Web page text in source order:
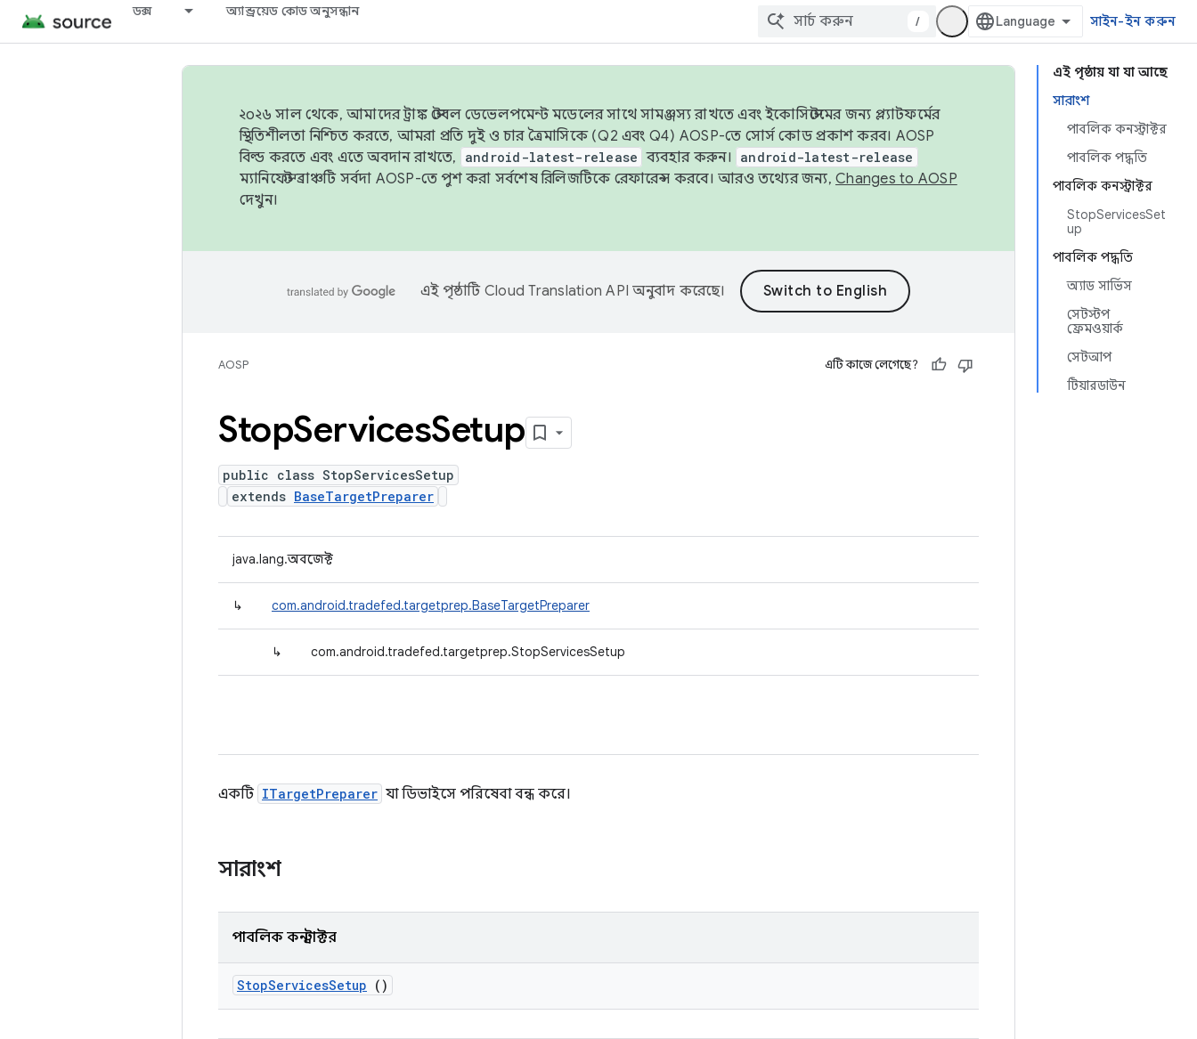
ডক্স অ্যান্ড্রয়েড কোড অনুসন্ধান
/ সাইন-ইন করুন
এই পৃষ্ঠায় যা যা আছে
সারাংশ
পাবলিক কনস্ট্রাক্টর
পাবলিক পদ্ধতি
পাবলিক কনস্ট্রাক্টর
StopServicesSet
up
পাবলিক পদ্ধতি
অ্যাড সার্ভিস
সেটস্টপ
ফ্রেমওয়ার্ক
সেটআপ
টিয়ারডাউন
২০২৬ সাল থেকে, আমাদের ট্রাঙ্ক স্টেবল ডেভেলপমেন্ট মডেলের সাথে সামঞ্জস্য রাখতে এবং ইকোসিস্টেমের জন্য প্ল্যাটফর্মের
স্থিতিশীলতা নিশ্চিত করতে, আমরা প্রতি দুই ও চার ত্রৈমাসিকে (Q2 এবং Q4) AOSP-তে সোর্স কোড প্রকাশ করব। AOSP
বিল্ড করতে এবং এতে অবদান রাখতে,
android-latest-release ব্যবহার করুন। android-latest-release
ম্যানিফেস্ট ব্রাঞ্চটি সর্বদা AOSP-তে পুশ করা সর্বশেষ রিলিজটিকে রেফারেন্স করবে। আরও তথ্যের জন্য, Changes to AOSP
দেখুন।
এই পৃষ্ঠাটি Cloud Translation API অনুবাদ করেছে।
AOSP এটি কাজে লেগেছে?
StopServicesSetup
public class StopServicesSetup
extends BaseTargetPreparer
java.lang.অবজেক্ট
↳ com.android.tradefed.targetprep.BaseTargetPreparer
↳ com.android.tradefed.targetprep.StopServicesSetup
একটি ITargetPreparer যা ডিভাইসে পরিষেবা বন্ধ করে।
সারাংশ
পাবলিক কনস্ট্রাক্টর
StopServicesSetup ()